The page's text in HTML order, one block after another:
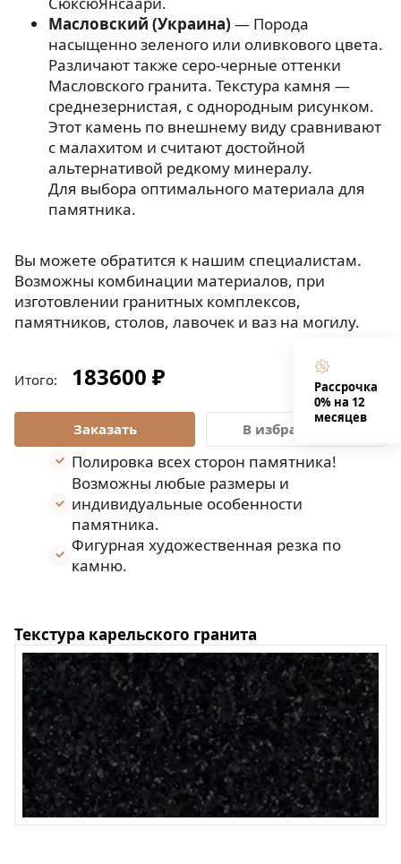
Масловский (Украина) — Порода
насыщенно зеленого или оливкового цвета.
Различают также серо-черные оттенки
Масловского гранита. Текстура камня —
среднезернистая, с однородным рисунком.
Этот камень по внешнему виду сравнивают
с малахитом и считают достойной
альтернативой редкому минералу.
Для выбора оптимального материала для
памятника.
Вы можете обратится к нашим специалистам.
Возможны комбинации материалов, при
изготовлении гранитных комплексов,
памятников, столов, лавочек и ваз на могилу.
Итого: 183600 ₽
В избранное
Полировка всех сторон памятника!
Возможны любые размеры и
индивидуальные особенности
памятника.
Фигурная художественная резка по
камню.
Текстура карельского гранита
Рассрочка
0% на 12
месяцев